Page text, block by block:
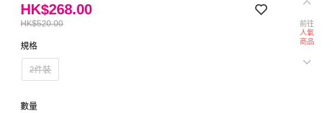
HK$520.00
HK$268.00
規格
2件裝
數量
前往
人氣
商品